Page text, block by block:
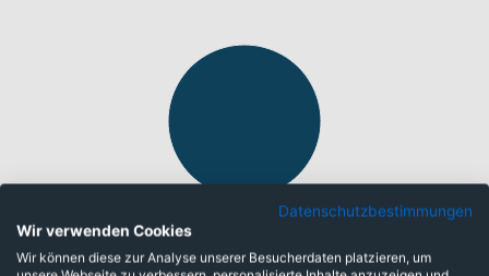
hohe Bonität: 86,70%
Datenschutzbestimmungen
Wir verwenden Cookies
Wir können diese zur Analyse unserer Besucherdaten platzieren, um